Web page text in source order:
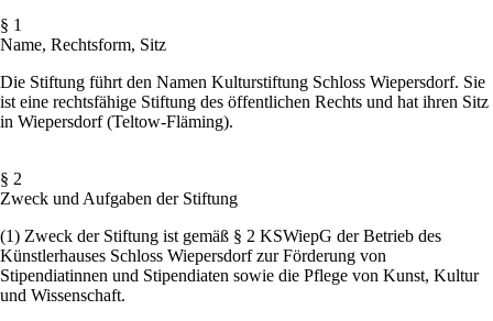
§ 1
Name, Rechtsform, Sitz
Die Stiftung führt den Namen Kulturstiftung Schloss Wiepersdorf. Sie
ist eine rechtsfähige Stiftung des öffentlichen Rechts und hat ihren Sitz
in Wiepersdorf (Teltow-Fläming).
§ 2
Zweck und Aufgaben der Stiftung
(1) Zweck der Stiftung ist gemäß § 2 KSWiepG der Betrieb des
Künstlerhauses Schloss Wiepersdorf zur Förderung von
Stipendiatinnen und Stipendiaten sowie die Pflege von Kunst, Kultur
und Wissenschaft.